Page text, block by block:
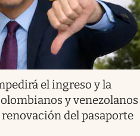
el ingreso y la
y venezolanos
del pasaporte